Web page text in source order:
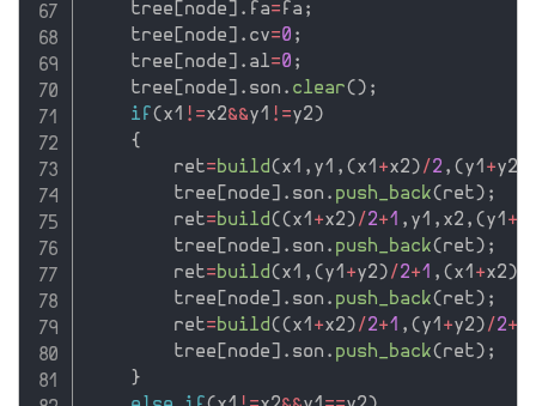
    tree
[node] . fa= fa ;
    tree
[node] . cv=0 ;
    tree
[node] . al=0 ;
    tree
[node] . son . clear() ;
if (x1 !=x2&&y1 !=y2)
{
        ret
=build(x1 , y1 , (x1 +x2) / 2 , (y1 +y2
        tree
[node] . son . push_back(ret) ;
        ret
=build((x1 +x2) / 2+1 , y1 , x2 , (y1 +
        tree
[node] . son . push_back(ret) ;
        ret
=build(x1 , (y1 +y2) / 2+1 , (x1 +x2)
        tree
[node] . son . push_back(ret) ;
        ret
=build((x1 +x2) / 2+1 , (y1 +y2) / 2+
        tree
[node] . son . push_back(ret) ;
}